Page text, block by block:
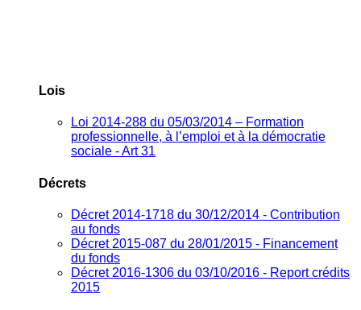
Lois
Loi 2014-288 du 05/03/2014 – Formation
professionnelle, à l’emploi et à la démocratie
sociale - Art 31
Décrets
Décret 2014-1718 du 30/12/2014 - Contribution
au fonds
Décret 2015-087 du 28/01/2015 - Financement
du fonds
Décret 2016-1306 du 03/10/2016 - Report crédits
2015